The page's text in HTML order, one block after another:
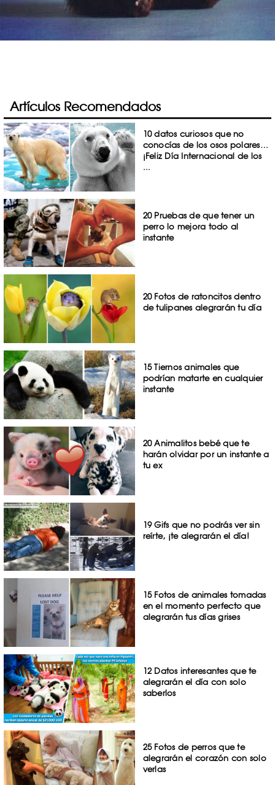
Artículos Recomendados
10 datos curiosos que no
conocías de los osos polares…
¡Feliz Día Internacional de los
...
20 Pruebas de que tener un
perro lo mejora todo al
instante
20 Fotos de ratoncitos dentro
de tulipanes alegrarán tu día
15 Tiernos animales que
podrían matarte en cualquier
instante
20 Animalitos bebé que te
harán olvidar por un instante a
tu ex
19 Gifs que no podrás ver sin
reírte, ¡te alegrarán el día!
15 Fotos de animales tomadas
en el momento perfecto que
alegrarán tus días grises
12 Datos interesantes que te
alegrarán el día con solo
saberlos
25 Fotos de perros que te
alegrarán el corazón con solo
verlas